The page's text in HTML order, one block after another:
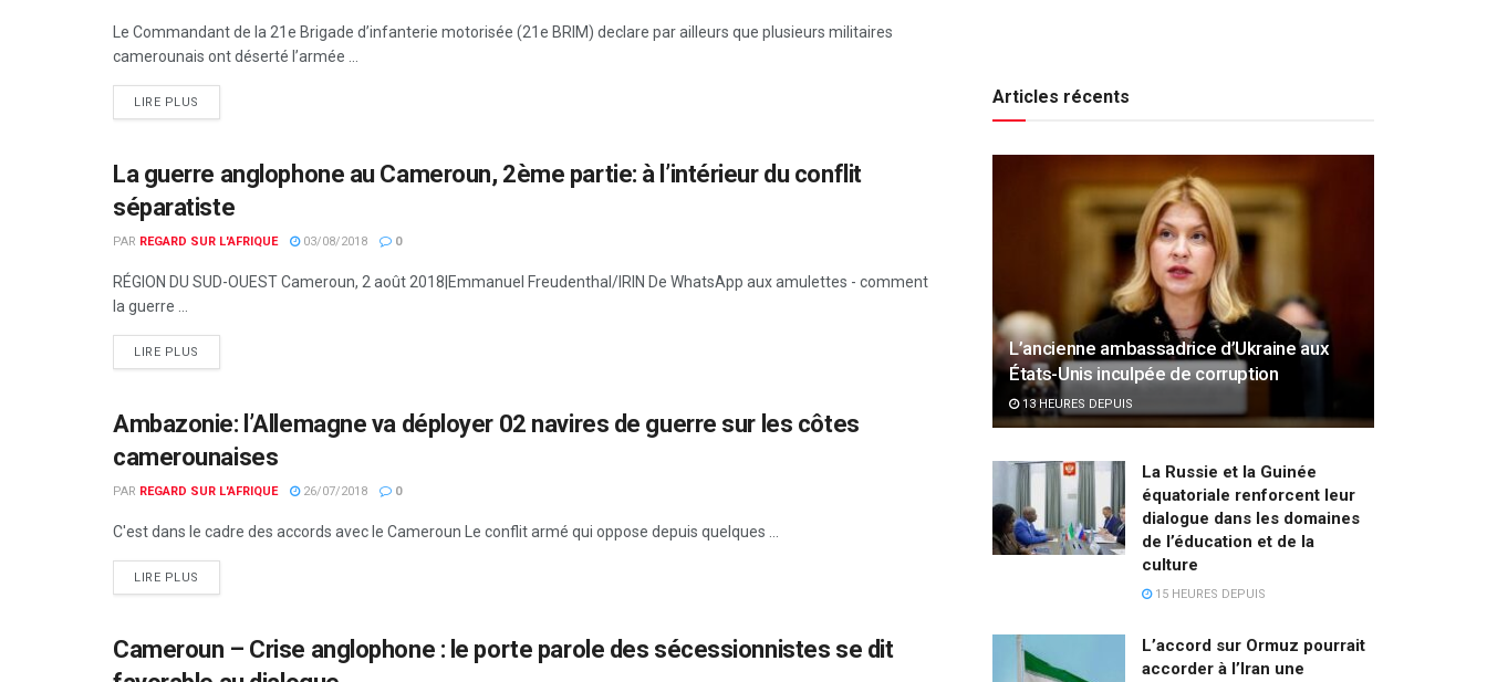
Le Commandant de la 21e Brigade d’infanterie motorisée (21e BRIM) declare par ailleurs que plusieurs militaires
camerounais ont déserté l’armée ...
LIRE PLUS
ACTUALITÉS PAR PAYS
La guerre anglophone au Cameroun, 2ème partie: à l’intérieur du conflit
séparatiste
PAR REGARD SUR L'AFRIQUE 03/08/2018 0
RÉGION DU SUD-OUEST Cameroun, 2 août 2018|Emmanuel Freudenthal/IRIN De WhatsApp aux amulettes - comment
la guerre ...
LIRE PLUS
ACTUALITÉS PAR PAYS
Ambazonie: l’Allemagne va déployer 02 navires de guerre sur les côtes
camerounaises
PAR REGARD SUR L'AFRIQUE 26/07/2018 0
C'est dans le cadre des accords avec le Cameroun Le conflit armé qui oppose depuis quelques ...
LIRE PLUS
ACTUALITÉS PAR PAYS
Cameroun – Crise anglophone : le porte parole des sécessionnistes se dit
Articles récents
L’ancienne ambassadrice d’Ukraine aux
États-Unis inculpée de corruption
13 HEURES DEPUIS
La Russie et la Guinée
équatoriale renforcent leur
dialogue dans les domaines
de l’éducation et de la
culture
15 HEURES DEPUIS
L’accord sur Ormuz pourrait
accorder à l’Iran une